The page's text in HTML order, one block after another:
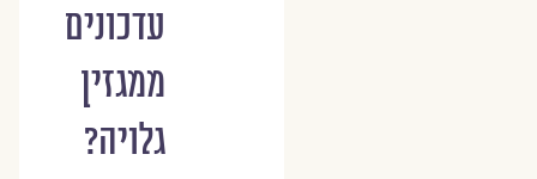
עדכונים
ממגזין
גלויה?